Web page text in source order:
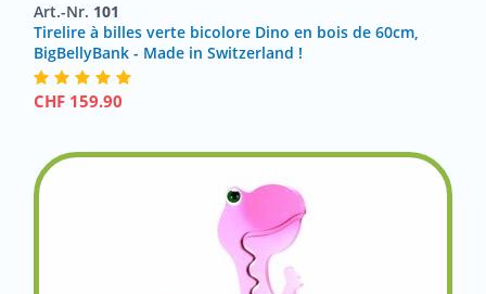
Art.-Nr. 101
Tirelire à billes verte bicolore Dino en bois de 60cm,
BigBellyBank - Made in Switzerland !
CHF 159.90